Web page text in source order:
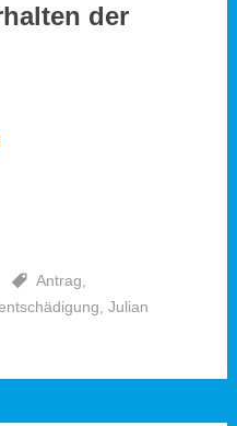
der
Antrag
Julian